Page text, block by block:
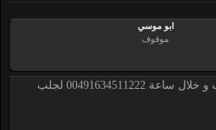
ابو موسي
موقوف
الشيخ الروحاني جلب الحبيب و خلال ساعة 00491634511222 لجلب